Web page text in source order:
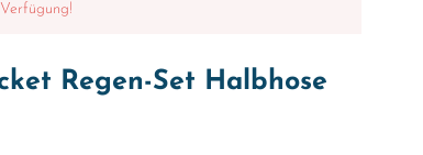
Regen-Set Halbhose